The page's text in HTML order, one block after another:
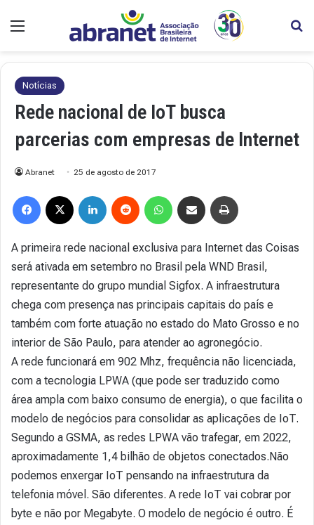
Notícias
Rede nacional de IoT busca
parcerias com empresas de Internet
Abranet 25 de agosto de 2017
A primeira rede nacional exclusiva para Internet das Coisas
será ativada em setembro no Brasil pela WND Brasil,
representante do grupo mundial Sigfox. A infraestrutura
chega com presença nas principais capitais do país e
também com forte atuação no estado do Mato Grosso e no
interior de São Paulo, para atender ao agronegócio.
A rede funcionará em 902 Mhz, frequência não licenciada,
com a tecnologia LPWA (que pode ser traduzido como
área ampla com baixo consumo de energia), o que facilita o
modelo de negócios para consolidar as aplicações de IoT.
Segundo a GSMA, as redes LPWA vão trafegar, em 2022,
aproximadamente 1,4 bilhão de objetos conectados.Não
podemos enxergar IoT pensando na infraestrutura da
telefonia móvel. São diferentes. A rede IoT vai cobrar por
byte e não por Megabyte. O modelo de negócio é outro. É